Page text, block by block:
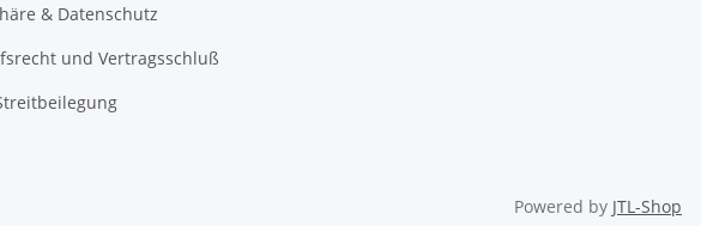
& Datenschutz
und Vertragsschluß
Powered by JTL-Shop